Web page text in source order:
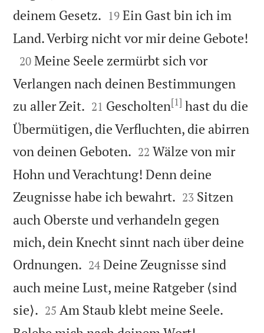
deinem Gesetz. 

19 Ein Gast bin ich im
Land. Verbirg nicht vor mir deine Gebote!

20 Meine Seele zermürbt sich vor
Verlangen nach deinen Bestimmungen
zu aller Zeit. 

21 Gescholten[1] hast du die
Übermütigen, die Verfluchten, die abirren
von deinen Geboten. 

22 Wälze von mir
Hohn und Verachtung! Denn deine
Zeugnisse habe ich bewahrt. 

23 Sitzen
auch Oberste und verhandeln gegen
mich, dein Knecht sinnt nach über deine
Ordnungen. 

24 Deine Zeugnisse sind
auch meine Lust, meine Ratgeber ⟨sind
sie⟩. 

25 Am Staub klebt meine Seele.